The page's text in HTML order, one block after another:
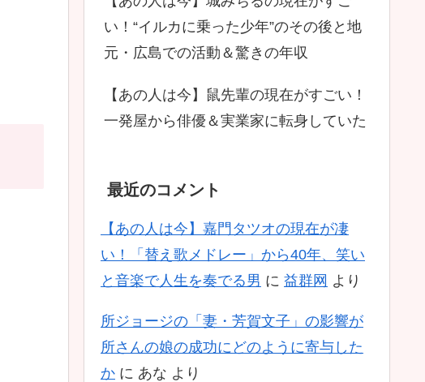
い！“イルカに乗った少年”のその後と地
元・広島での活動＆驚きの年収
【あの人は今】鼠先輩の現在がすごい！
一発屋から俳優＆実業家に転身していた
最近のコメント
【あの人は今】嘉門タツオの現在が凄
い！「替え歌メドレー」から40年、笑い
と音楽で人生を奏でる男 に 益群网 より
所ジョージの「妻・芳賀文子」の影響が
所さんの娘の成功にどのように寄与した
か に あな より